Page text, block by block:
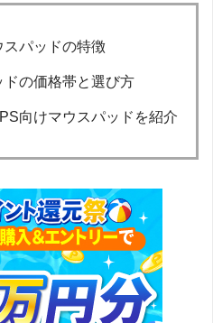
スパッドの特徴
の価格帯と選び方
向けマウスパッドを紹介